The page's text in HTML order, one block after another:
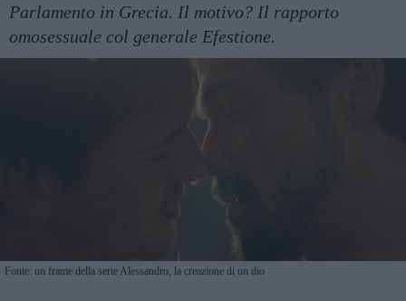
Parlamento in Grecia. Il motivo? Il rapporto
omosessuale col generale Efestione.
Fonte: un frame della serie Alessandro, la creazione di un dio